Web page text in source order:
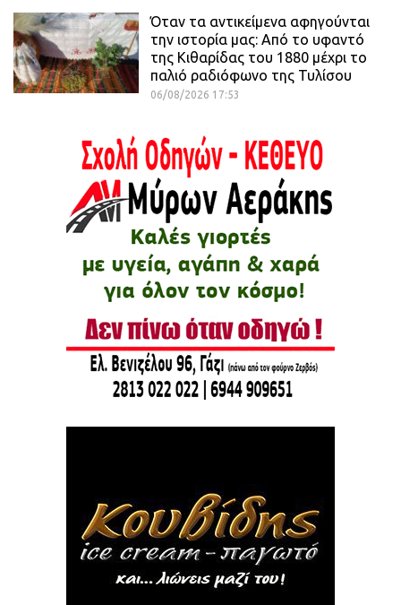
Όταν τα αντικείμενα αφηγούνται
την ιστορία μας: Από το υφαντό
της Κιθαρίδας του 1880 μέχρι το
παλιό ραδιόφωνο της Τυλίσου
06/08/2026 17:53